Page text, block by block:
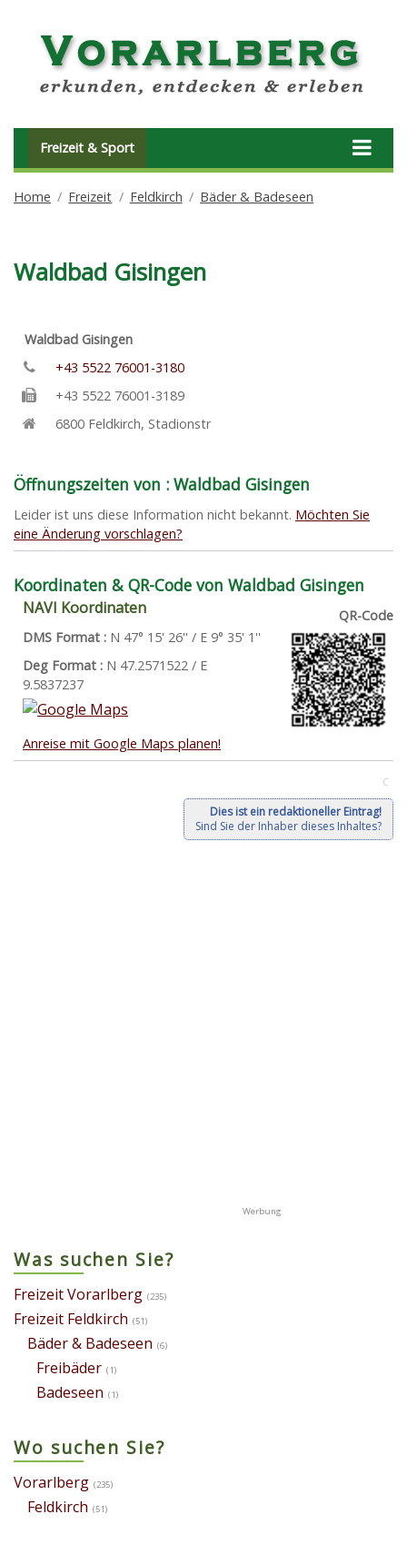
Freizeit & Sport
Home Freizeit Feldkirch Bäder & Badeseen
Waldbad Gisingen
Waldbad Gisingen
+43 5522 76001-3180
+43 5522 76001-3189
6800 Feldkirch, Stadionstr
Öffnungszeiten von : Waldbad Gisingen
Leider ist uns diese Information nicht bekannt. Möchten Sie
eine Änderung vorschlagen?
Koordinaten & QR-Code von Waldbad Gisingen
NAVI Koordinaten
DMS Format : N 47° 15' 26'' / E 9° 35' 1''
Deg Format : N 47.2571522 / E
9.5837237
Anreise mit Google Maps planen!
QR-Code
C
Dies ist ein redaktioneller Eintrag!
Sind Sie der Inhaber dieses Inhaltes?
Was suchen Sie?
Freizeit Vorarlberg (235)
Freizeit Feldkirch (51)
Bäder & Badeseen (6)
Freibäder (1)
Badeseen (1)
Wo suchen Sie?
Vorarlberg (235)
Feldkirch (51)